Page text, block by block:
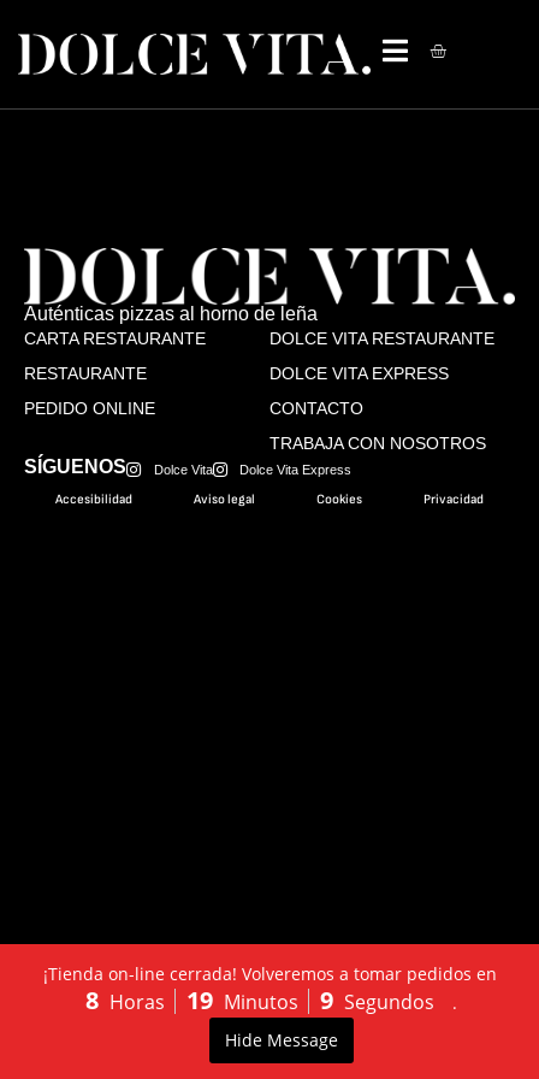
Auténticas pizzas al horno de leña
CARTA RESTAURANTE
RESTAURANTE
PEDIDO ONLINE
DOLCE VITA RESTAURANTE
DOLCE VITA EXPRESS
CONTACTO
TRABAJA CON NOSOTROS
SÍGUENOS Dolce Vita Dolce Vita Express
Accesibilidad Aviso legal Cookies Privacidad
PEDIDO
ONLINE
¡Tienda on-line cerrada! Volveremos a tomar pedidos en
8 Horas 19 Minutos 9 Segundos
.
Hide Message